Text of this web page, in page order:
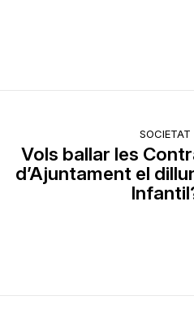
SOCIETAT
Vols ballar les
d’Ajuntament el